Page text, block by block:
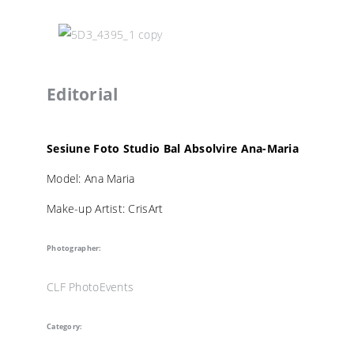
Editorial
Sesiune Foto Studio Bal Absolvire Ana-Maria
Model: Ana Maria
Make-up Artist: CrisArt
Photographer:
CLF PhotoEvents
Category: